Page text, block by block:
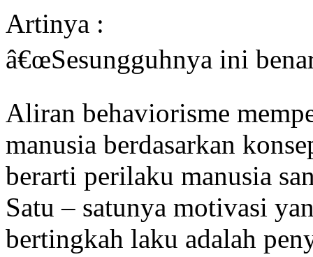
Artinya :
â€œSesungguhnya ini
Aliran behaviorisme
manusia berdasarkan
berarti perilaku manusia
Satu – satunya motivasi
bertingkah laku adalah